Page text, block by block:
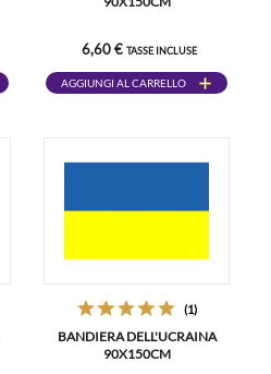
6,60 € TASSE INCLUSE
AGGIUNGI AL CARRELLO
(1)
BANDIERA DELL'UCRAINA
90X150CM